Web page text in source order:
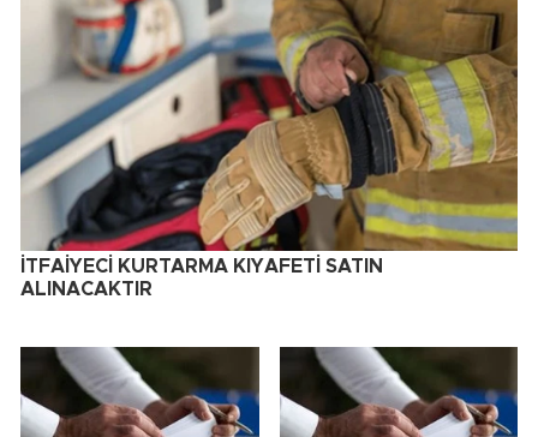
İTFAİYECİ KURTARMA KIYAFETİ SATIN
ALINACAKTIR